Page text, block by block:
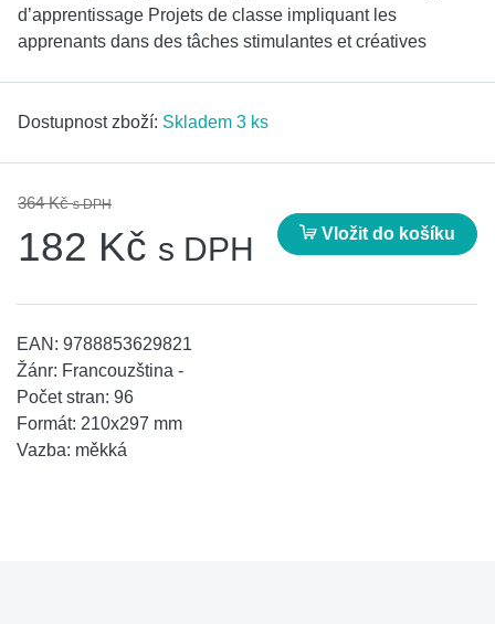
d’apprentissage Projets de classe impliquant les
apprenants dans des tâches stimulantes et créatives
Dostupnost zboží: Skladem 3 ks
364 Kčs DPH
182 Kč s DPH Vložit do košíku
EAN: 9788853629821
Žánr: Francouzština -
Počet stran: 96
Formát: 210x297 mm
Vazba: měkká